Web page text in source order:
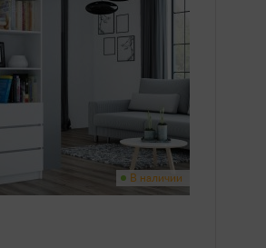
В наличии